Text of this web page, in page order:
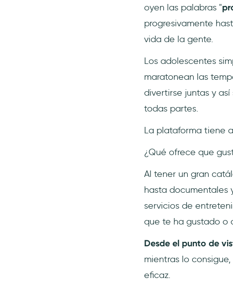
oyen las palabras "
progresivamente
vida de la gente.
Los adolescentes
maratonean las
divertirse juntas y
todas partes.
La plataforma tiene
¿Qué ofrece que
Al tener un gran
hasta documentales
servicios de
que te ha gustado o
Desde el punto de
mientras lo
eficaz.